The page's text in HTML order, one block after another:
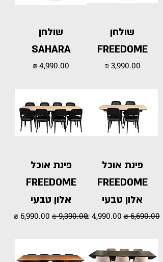
שולחן
FREEDOME
מחיר
שולחן
SAHARA
מחיר
פינת אוכל
FREEDOME
אלון טבעי
מחיר רגיל‏6,690.00 ‏₪ מחיר מבצע
פינת אוכל
FREEDOME
אלון טבעי
מחיר רגיל מחיר מבצע